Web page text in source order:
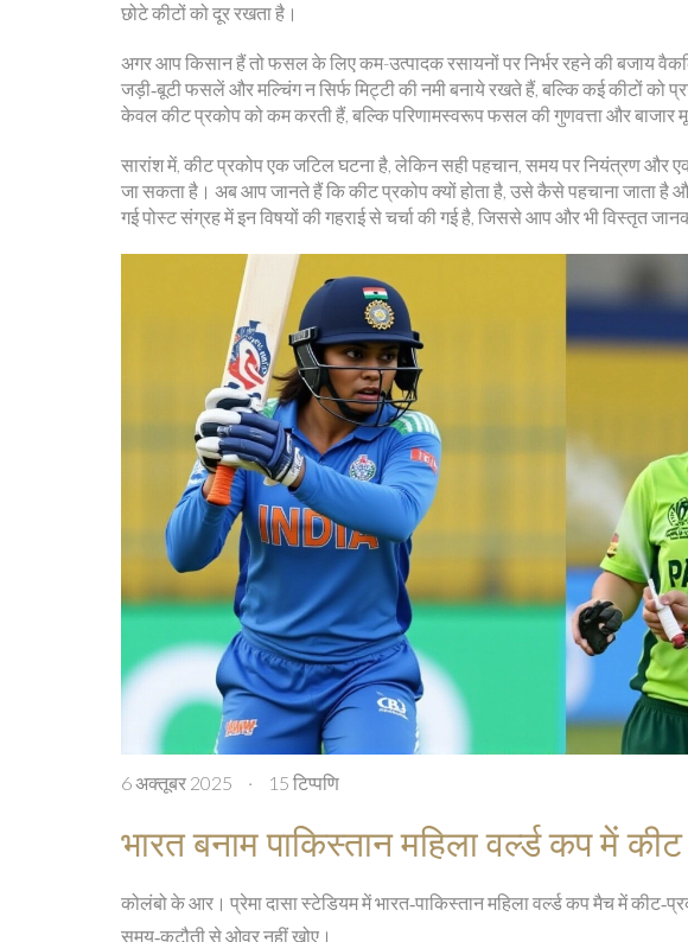
छोटे कीटों को दूर रखता है।
अगर आप किसान हैं तो फसल के लिए कम-उत्पादक रसायनों पर निर्भर रहने की बजाय
जड़ी‑बूटी फसलें और मल्चिंग न सिर्फ मिट्टी की नमी बनाये रखते हैं, बल्कि कई कीटों
केवल कीट प्रकोप को कम करती हैं, बल्कि परिणामस्वरूप फसल की गुणवत्ता और बाजार
सारांश में, कीट प्रकोप एक जटिल घटना है, लेकिन सही पहचान, समय पर नियंत्रण और
जा सकता है। अब आप जानते हैं कि कीट प्रकोप क्यों होता है, उसे कैसे पहचाना जाता
गई पोस्ट संग्रह में इन विषयों की गहराई से चर्चा की गई है, जिससे आप और भी विस्तृत
6 अक्तूबर 2025 · 15 टिप्पणि
भारत बनाम पाकिस्तान महिला वर्ल्ड कप में
कोलंबो के आर। प्रेमा दासा स्टेडियम में भारत‑पाकिस्तान महिला वर्ल्ड कप मैच में
समय‑कटौती से ओवर नहीं खोए।